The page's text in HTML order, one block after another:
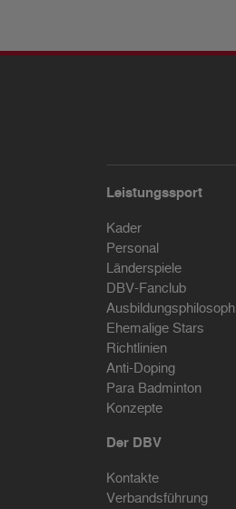
Leistungssport
Kader
Personal
Länderspiele
DBV-Fanclub
Ehemalige Stars
Richtlinien
Anti-Doping
Para Badminton
Konzepte
Der DBV
Kontakte
Verbandsführung